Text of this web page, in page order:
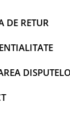
DE RETUR